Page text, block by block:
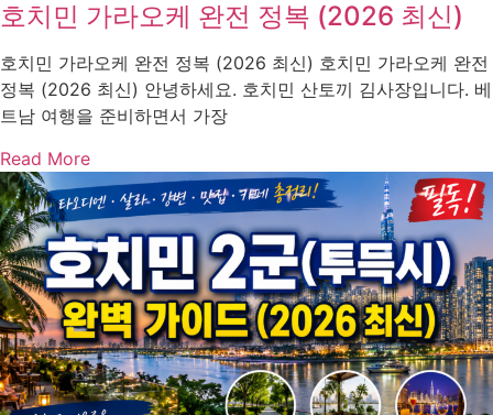
호치민 가라오케 완전 정복 (2026 최신)
호치민 가라오케 완전 정복 (2026 최신) 호치민 가라오케 완전
정복 (2026 최신) 안녕하세요. 호치민 산토끼 김사장입니다. 베
트남 여행을 준비하면서 가장
Read More